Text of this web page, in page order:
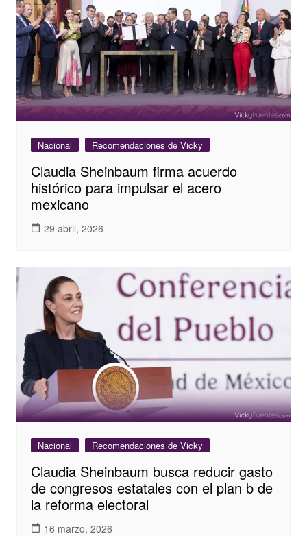
Nacional Recomendaciones de Vicky
Claudia Sheinbaum firma acuerdo
histórico para impulsar el acero
mexicano
29 abril, 2026
Nacional Recomendaciones de Vicky
Claudia Sheinbaum busca reducir gasto
de congresos estatales con el plan b de
la reforma electoral
16 marzo, 2026